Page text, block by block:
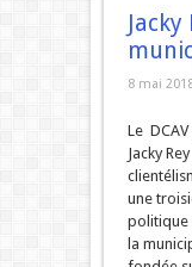
Jacky
8 mai
Le
Jacky
une
politique
la